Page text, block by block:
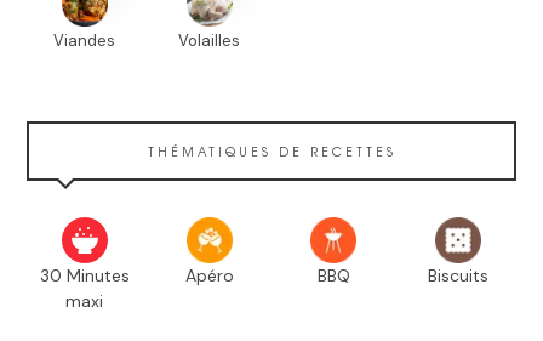
Viandes Volailles
THÉMATIQUES DE RECETTES
30 Minutes
maxi
Apéro BBQ Biscuits